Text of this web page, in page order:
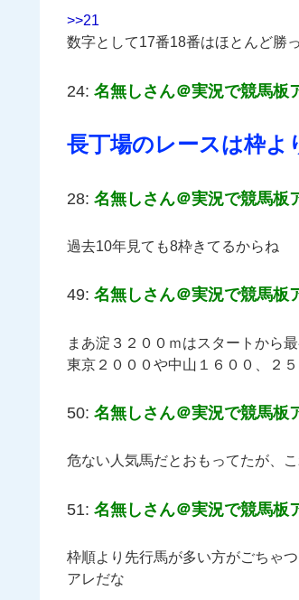
>>21
数字として17番18番はほとんど勝
24: 名無しさん＠実況で競馬板
長丁場のレースは枠よ
28: 名無しさん＠実況で競馬板
過去10年見ても8枠きてるからね
49: 名無しさん＠実況で競馬板
まあ淀３２００ｍはスタートから
東京２０００や中山１６００、２
50: 名無しさん＠実況で競馬板
危ない人気馬だとおもってたが、
51: 名無しさん＠実況で競馬板
枠順より先行馬が多い方がごちゃ
アレだな